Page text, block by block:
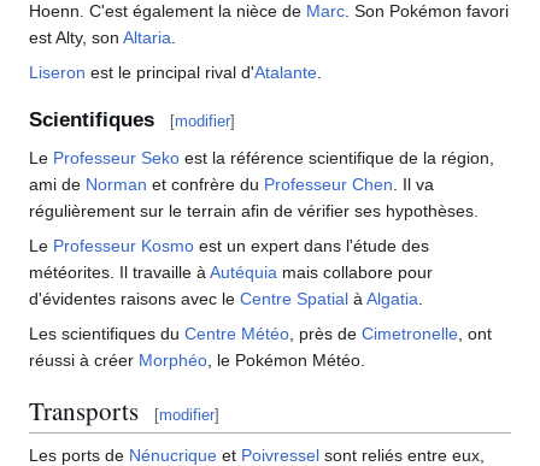
Hoenn. C'est également la nièce de Marc. Son Pokémon favori
est Alty, son Altaria.
Liseron est le principal rival d'Atalante.
Scientifiques [modifier]
Le Professeur Seko est la référence scientifique de la région,
ami de Norman et confrère du Professeur Chen . Il va
régulièrement sur le terrain afin de vérifier ses hypothèses.
Le Professeur Kosmo est un expert dans l'étude des
météorites. Il travaille à Autéquia mais collabore pour
d'évidentes raisons avec le Centre Spatial à Algatia
Les scientifiques du Centre Météo , près de Cimetronelle , ont
réussi à créer Morphéo , le Pokémon Météo.
Transports [modifier]
Les ports de Nénucrique et Poivressel sont reliés entre eux,